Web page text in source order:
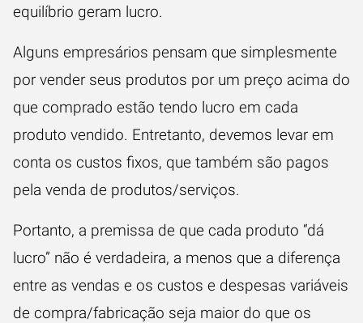
equilíbrio geram lucro.
Alguns empresários pensam que simplesmente
por vender seus produtos por um preço acima do
que comprado estão tendo lucro em cada
produto vendido. Entretanto, devemos levar em
conta os custos fixos, que também são pagos
pela venda de produtos/serviços.
Portanto, a premissa de que cada produto “dá
lucro” não é verdadeira, a menos que a diferença
entre as vendas e os custos e despesas variáveis
de compra/fabricação seja maior do que os